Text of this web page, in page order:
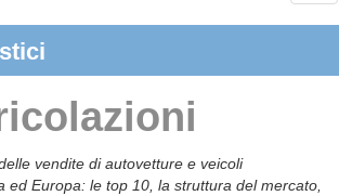
vendite di autovetture e veicoli
ed Europa: le top 10, la struttura del mercato,